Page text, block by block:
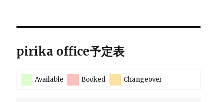
pirika office予定表
Available Booked Changeover